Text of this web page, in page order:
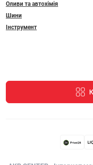
Оливи та автохімія
Шини
Інструмент